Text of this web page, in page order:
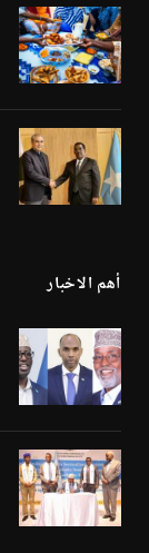
أهم الاخبار